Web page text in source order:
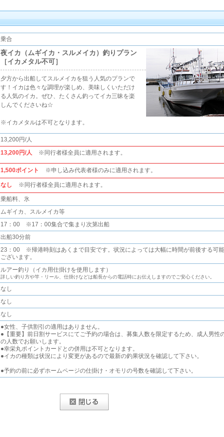
乗合
夜イカ（ムギイカ・スルメイカ）釣りプラン
［イカメタル不可］
夕方から出船してスルメイカを狙う人気のプランで
す！イカは色々な調理が楽しめ、美味しくいただけ
る人気のイカ。ぜひ、たくさん釣ってイカ三昧を楽
しんでくださいね☆
※イカメタルは不可となります。
13,200円/人
13,200円/人 ※同行者様全員に適用されます。
1,500ポイント ※申し込み代表者様のみに適用されます。
なし ※同行者様全員に適用されます。
乗船料、氷
ムギイカ、スルメイカ等
17：00 ※17：00集合で集まり次第出船
出船30分前
23：00 ※帰港時刻はあくまで目安です。状況によっては大幅に時間が前後する可
ございます。
ルアー釣り（イカ用仕掛けを使用します）
詳しい釣り方や竿・リール、仕掛けなどは船長からの電話時にお伝えしますのでご安心ください。
なし
なし
なし
●女性、子供割引の適用はありません。
●【重要】前日割サービスにてご予約の場合は、募集人数を限定するため、成人男性
の人数でお願いします。
●幸栄丸ポイントカードとの併用は不可となります。
●イカの種類は状況により変更があるので最新の釣果状況を確認して下さい。
●予約の前に必ずホームページの仕掛け・オモリの号数を確認して下さい。